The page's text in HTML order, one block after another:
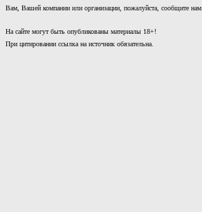
Вам, Вашей компании или организации, пожалуйста, сообщите нам.
На сайте могут быть опубликованы материалы 18+!
При цитировании ссылка на источник обязательна.